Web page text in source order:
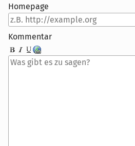
Homepage
Kommentar